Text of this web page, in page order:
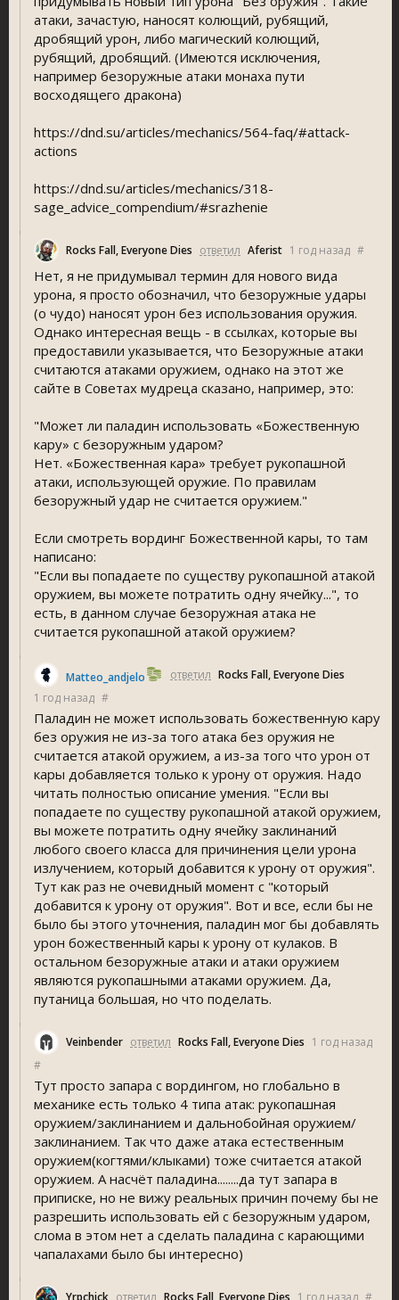
атаки, зачастую, наносят колющий, рубящий,
дробящий урон, либо магический колющий,
рубящий, дробящий. (Имеются исключения,
например безоружные атаки монаха пути
восходящего дракона)
https://dnd.su/articles/mechanics/564-faq/#attack-
action
https://dnd.su/articles/mechanics/318-
age_advice_compendium/#srazhenie
Rocks Fall, Everyone Die ответил Aferist 1 год назад #
Нет, я не придумывал термин для нового вида
урона, я просто обозначил, что безоружные удары
(о чудо) наносят урон без использования оружия.
Однако интересная вещь - в ссылках, которые вы
предоставили указывается, что Безоружные атаки
считаются атаками оружием, однако на этот же
сайте в Советах мудреца сказано, например, это:
"Может ли паладин использовать «Божественную
кару» с безоружным ударом?
Нет. «Божественная кара» требует рукопашной
атаки, использующей оружие. По правилам
безоружный удар не считается оружием."
Если смотреть вординг Божественной кары, то там
написано:
"Если вы попадаете по существу рукопашной атакой
оружием, вы можете потратить одну ячейку...", то
есть, в данном случае безоружная атака не
считается рукопашной атакой оружием?
Matteo_andjelo ответил Rocks Fall, Everyone Die
1 год назад #
Паладин не может использовать божественную кару
без оружия не из-за того атака без оружия не
считается атакой оружием, а из-за того что урон от
кары добавляется только к урону от оружия. Надо
читать полностью описание умения. "Если вы
попадаете по существу рукопашной атакой оружием,
вы можете потратить одну ячейку заклинаний
любого своего класса для причинения цели урона
излучением, который добавится к урону от оружия".
Тут как раз не очевидный момент с "который
добавится к урону от оружия". Вот и все, если бы не
было бы этого уточнения, паладин мог бы добавлять
урон божественный кары к урону от кулаков. В
остальном безоружные атаки и атаки оружием
являются рукопашными атаками оружием. Да,
путаница большая, но что поделать.
Veinbender ответил Rocks Fall, Everyone Die 1 год назад
#
Тут просто запара с вордингом, но глобально в
механике есть только 4 типа атак: рукопашная
оружием/заклинанием и дальнобойная оружием/
заклинанием. Так что даже атака естественным
оружием(когтями/клыками) тоже считается атакой
оружием. А насчёт паладина........да тут запара в
приписке, но не вижу реальных причин почему бы не
разрешить использовать ей с безоружным ударом,
слома в этом нет а сделать паладина с карающими
чапалахами было бы интересно)
Yrpchick ответил Rocks Fall, Everyone Die 1 год назад #